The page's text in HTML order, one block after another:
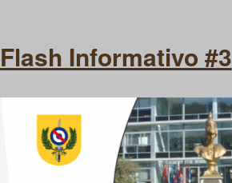
Flash Informativo #3